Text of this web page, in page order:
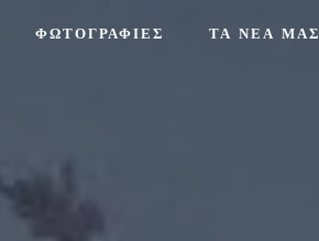
ΦΩΤΟΓΡΑΦΊΕΣ ΤΑ ΝΕΑ ΜΑΣ